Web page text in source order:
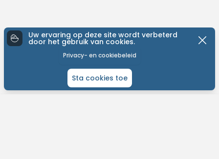
Uw ervaring op deze site wordt verbeterd
door het gebruik van cookies.
Sta cookies toe
Privacy- en cookiebeleid